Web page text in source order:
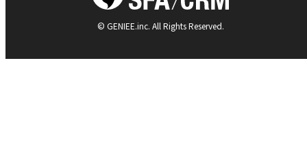
© GENIEE.inc. All Rights Reserved.